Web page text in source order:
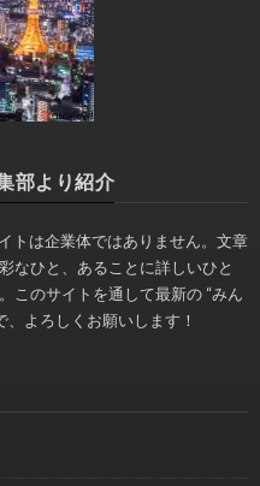
部より紹介
トは企業体ではありません。文章
なひと、あることに詳しいひと
このサイトを通して最新の “みん
よろしくお願いします！